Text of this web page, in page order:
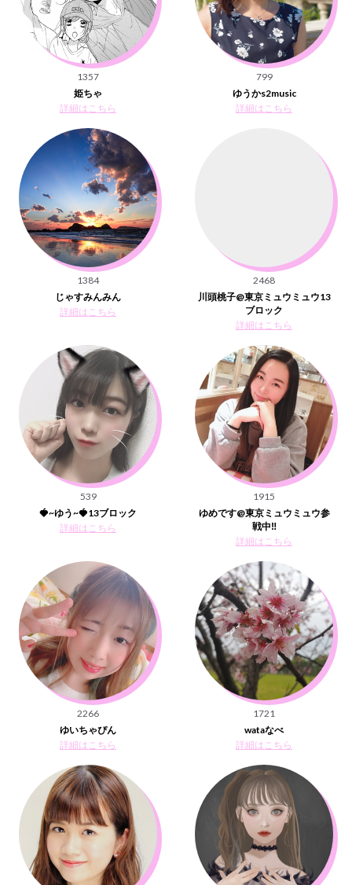
1357
姫ちゃ
詳細はこちら
799
ゆうかs2music
詳細はこちら
1384
じゃすみんみん
詳細はこちら
2468
川頭桃子@東京ミュウミュウ13
ブロック
詳細はこちら
539
🍓~ゆう~🍓13ブロック
詳細はこちら
1915
ゆめです@東京ミュウミュウ参
戦中‼︎
詳細はこちら
2266
ゆいちゃぴん
詳細はこちら
1721
wataなべ
詳細はこちら